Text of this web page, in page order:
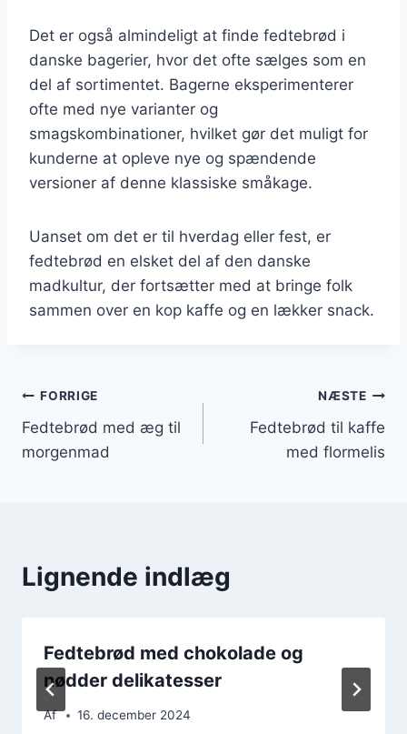
Det er også almindeligt at finde fedtebrød i
danske bagerier, hvor det ofte sælges som en
del af sortimentet. Bagerne eksperimenterer
ofte med nye varianter og
smagskombinationer, hvilket gør det muligt for
kunderne at opleve nye og spændende
versioner af denne klassiske småkage.
Uanset om det er til hverdag eller fest, er
fedtebrød en elsket del af den danske
madkultur, der fortsætter med at bringe folk
sammen over en kop kaffe og en lækker snack.
Indlægsnavigation
FORRIGE
Fedtebrød med æg til
morgenmad
NÆSTE
Fedtebrød til kaffe
med flormelis
Lignende indlæg
Fedtebrød med chokolade og
nødder delikatesser
Af 16. december 2024